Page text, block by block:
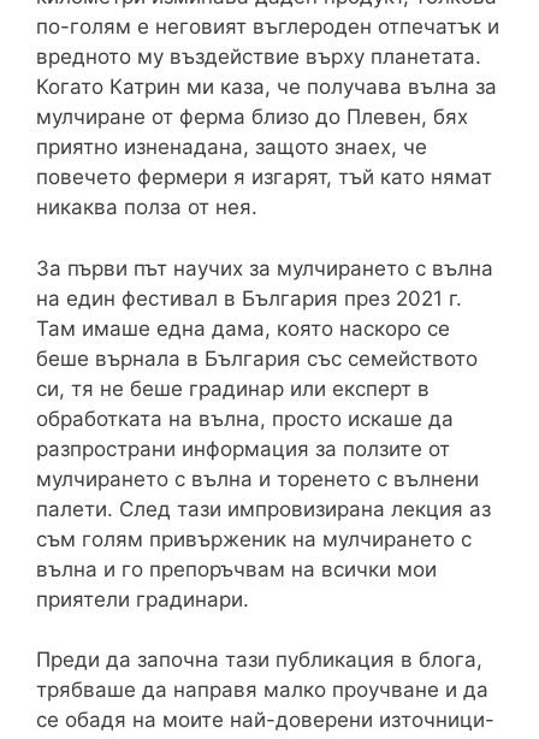
по-голям е неговият въглероден отпечатък и
вредното му въздействие върху планетата.
Когато Катрин ми каза, че получава вълна за
мулчиране от ферма близо до Плевен, бях
приятно изненадана, защото знаех, че
повечето фермери я изгарят, тъй като нямат
никаква полза от нея.
За първи път научих за мулчирането с вълна
на един фестивал в България през 2021 г.
Там имаше една дама, която наскоро се
беше върнала в България със семейството
си, тя не беше градинар или експерт в
обработката на вълна, просто искаше да
разпространи информация за ползите от
мулчирането с вълна и торенето с вълнени
палети. След тази импровизирана лекция аз
съм голям привърженик на мулчирането с
вълна и го препоръчвам на всички мои
приятели градинари.
Преди да започна тази публикация в блога,
трябваше да направя малко проучване и да
се обадя на моите най-доверени източници-